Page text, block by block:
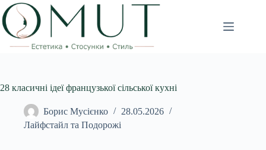
Перейти
до
вмісту
28 класичні ідеї французької сільської кухні
Борис Мусієнко
28.05.2026
Лайфстайл та Подорожі